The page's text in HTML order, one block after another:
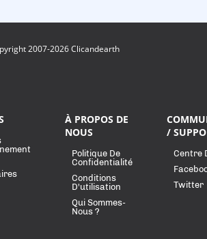
2007-2026 Clicandearth
À PROPOS DE
NOUS
Politique De
Confidentialité
Conditions
D'utilisation
Qui Sommes-
Nous ?
/
Centre
Twitter